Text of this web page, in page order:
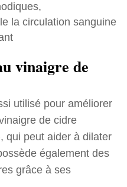
la circulation sanguine
vinaigre de
utilisé pour améliorer
de cidre
qui peut aider à dilater
également des
grâce à ses